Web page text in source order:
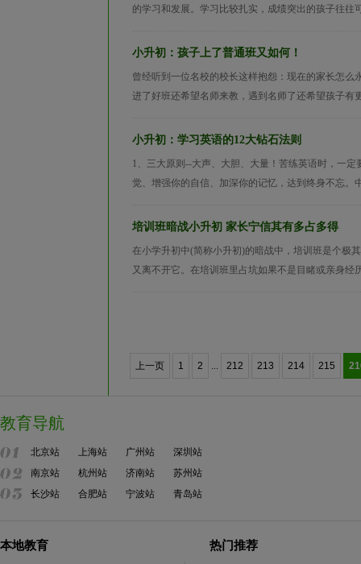
的学习和发展。学习比较扎实，成绩突出的孩子往往
小升初：孩子上了普通班又如何！
曾经听到一位名校的校长这样抱怨：现在的家长怎
进了好班还希望名师来教，遇到名师了还希望孩子有
小升初：学习英语的12大钻石法则
1、三大原则--大声、大胆、大量！苦练英语时，一
觉、增强你的自信、加深你的记忆，达到终身不忘。
培训班暗战小升初 家长宁信其有多占多得
在小学升初中(简称小升初)的暗战中，培训班是个极
又离不开它。在培训班里占坑如果不是目睹或亲身经
上一页 1 2 ... 212 213 214 215
教育导航
北京站 上海站 广州站
深圳站
南京站
杭州站 济南站
苏州站
长沙站
合肥站 宁波站 青岛站
本地教育 热门推荐